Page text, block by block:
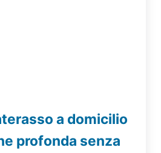
a domicilio
profonda senza